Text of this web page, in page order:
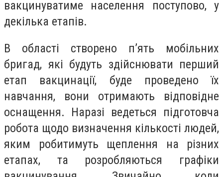
вакцинуватиме населення поступово, у
декілька етапів.
В області створено п’ять мобільних
бригад, які будуть здійснювати перший
етап вакцинації, буде проведено їх
навчання, вони отримають відповідне
оснащення. Наразі ведеться підготовча
робота щодо визначення кількості людей,
яким робитимуть щеплення на різних
етапах, та розробляються графіки